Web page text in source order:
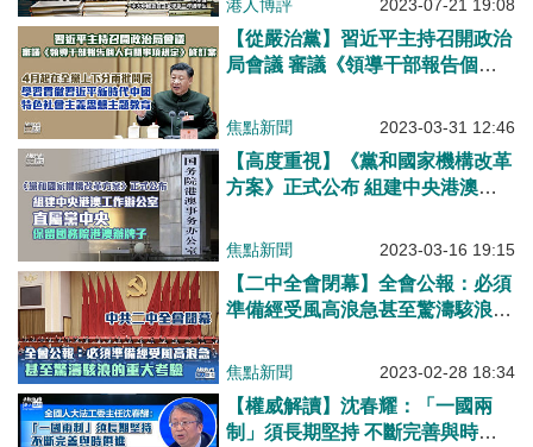
港人博評 2023-07-21 19:08
【從嚴治黨】習近平主持召開政治
局會議 審議《領導干部報告個人
焦點新聞 2023-03-31 12:46
【高度重視】《黨和國家機構改革
方案》正式公布 組建中央港澳工
院港澳辦牌子
焦點新聞 2023-03-16 19:15
【二中全會閉幕】全會公報：必須
準備經受風高浪急甚至驚濤駭浪的
焦點新聞 2023-02-28 18:34
【權威解讀】沈春耀：「一國兩
制」須長期堅持 不斷完善與時俱